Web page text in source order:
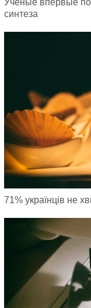
синтеза
71% українців не